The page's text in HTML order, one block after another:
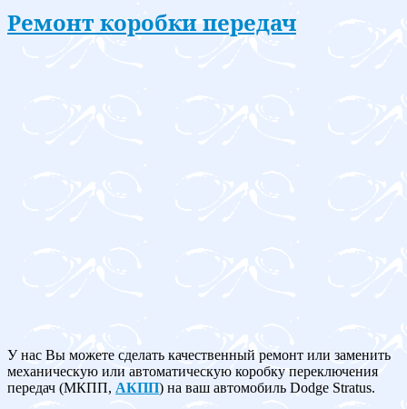
Ремонт коробки передач
У нас Вы можете сделать качественный ремонт или заменить
механическую или автоматическую коробку переключения
передач (МКПП, АКПП) на ваш автомобиль Dodge Stratus.